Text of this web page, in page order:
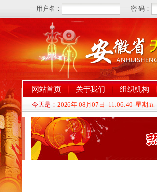
网站首页 关于我们 组织机构
今天是： 2026年 08月07日 11:06:41 星期五